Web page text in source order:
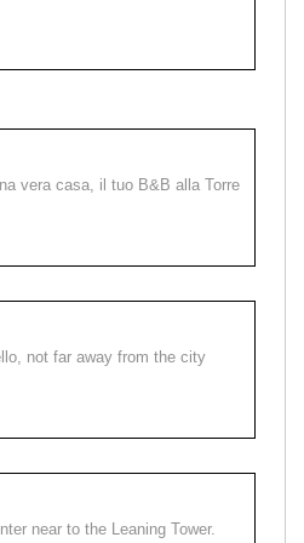
vera casa, il tuo B&B alla Torre
not far away from the city
near to the Leaning Tower.